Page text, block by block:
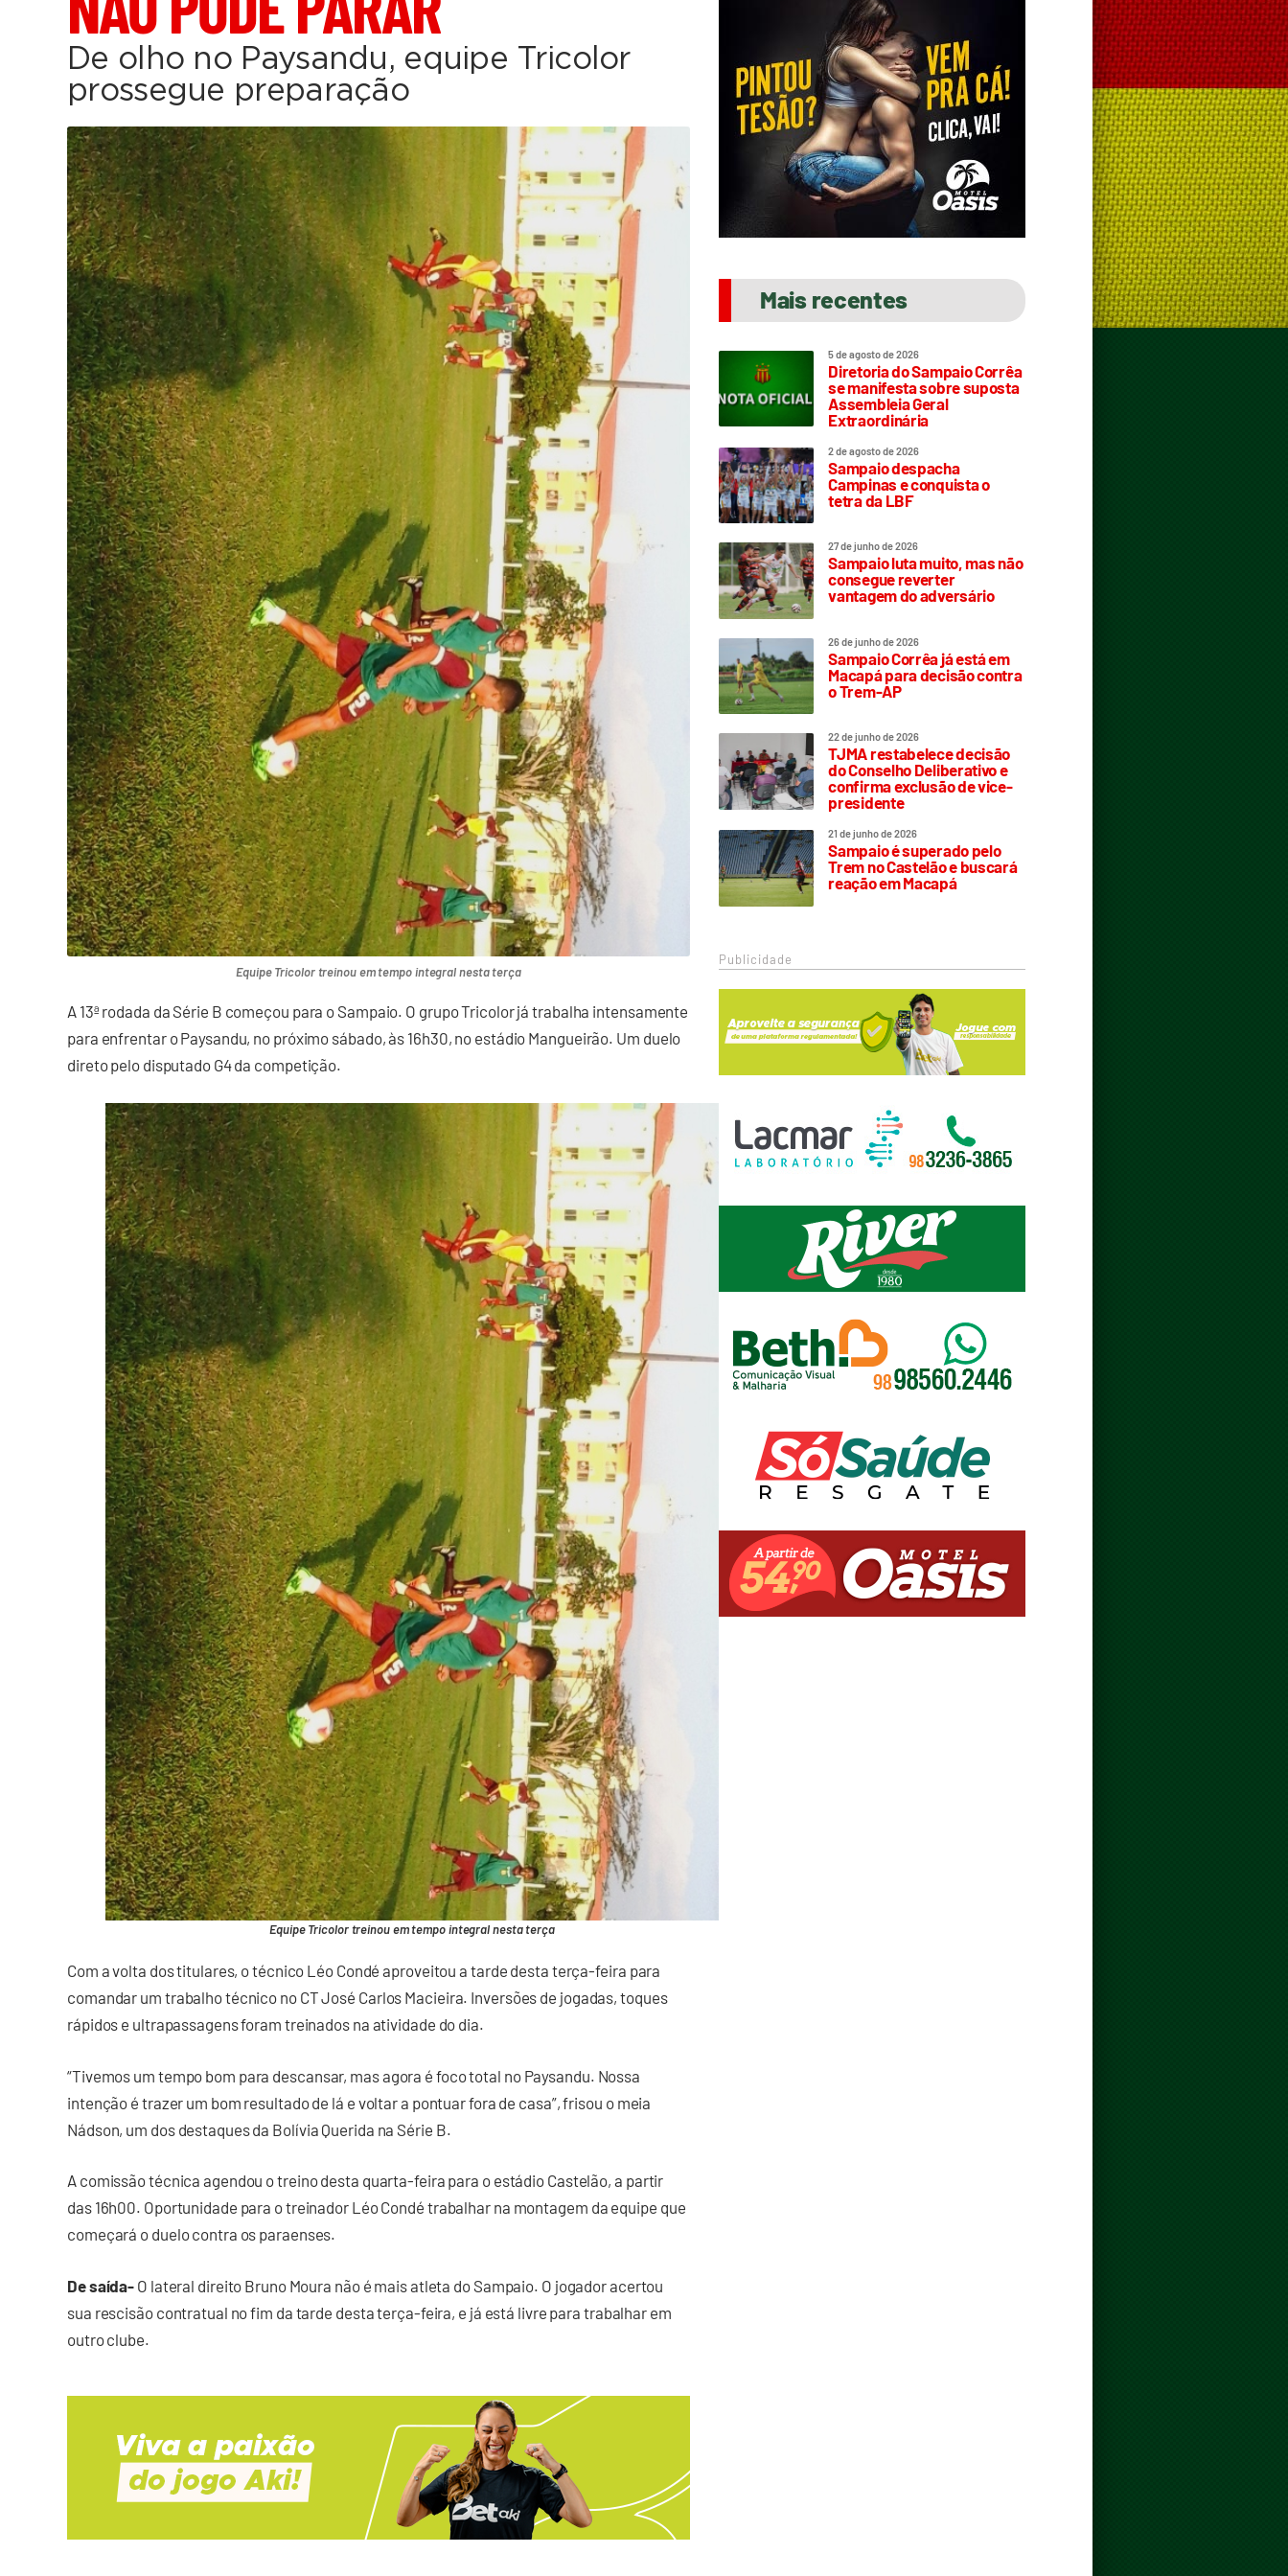
De olho no Paysandu, equipe Tricolor
prossegue preparação
Equipe Tricolor treinou em tempo integral nesta terça
A 13ª rodada da Série B começou para o Sampaio. O grupo Tricolor já trabalha intensamente
para enfrentar o Paysandu, no próximo sábado, às 16h30, no estádio Mangueirão. Um duelo
direto pelo disputado G4 da competição.
Equipe Tricolor treinou em tempo integral nesta terça
Com a volta dos titulares, o técnico Léo Condé aproveitou a tarde desta terça-feira para
comandar um trabalho técnico no CT José Carlos Macieira. Inversões de jogadas, toques
rápidos e ultrapassagens foram treinados na atividade do dia.
“Tivemos um tempo bom para descansar, mas agora é foco total no Paysandu. Nossa
intenção é trazer um bom resultado de lá e voltar a pontuar fora de casa”, frisou o meia
Nádson, um dos destaques da Bolívia Querida na Série B.
A comissão técnica agendou o treino desta quarta-feira para o estádio Castelão, a partir
das 16h00. Oportunidade para o treinador Léo Condé trabalhar na montagem da equipe que
começará o duelo contra os paraenses.
De saída- O lateral direito Bruno Moura não é mais atleta do Sampaio. O jogador acertou
sua rescisão contratual no fim da tarde desta terça-feira, e já está livre para trabalhar em
outro clube.
Mais recentes
5 de agosto de 2026
Diretoria do Sampaio Corrêa
se manifesta sobre suposta
Assembleia Geral
Extraordinária
2 de agosto de 2026
Sampaio despacha
Campinas e conquista o
tetra da LBF
27 de junho de 2026
Sampaio luta muito, mas não
consegue reverter
vantagem do adversário
26 de junho de 2026
Sampaio Corrêa já está em
Macapá para decisão contra
o Trem-AP
22 de junho de 2026
TJMA restabelece decisão
do Conselho Deliberativo e
confirma exclusão de vice-
presidente
21 de junho de 2026
Sampaio é superado pelo
Trem no Castelão e buscará
reação em Macapá
Publicidade